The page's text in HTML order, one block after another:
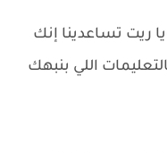
ريت تساعدينا إنك
اللي بنبهك